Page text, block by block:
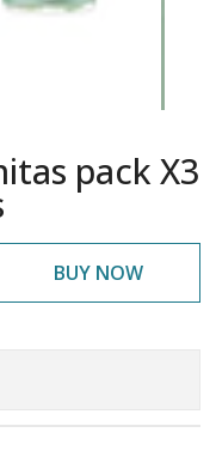
pack X3
BUY NOW